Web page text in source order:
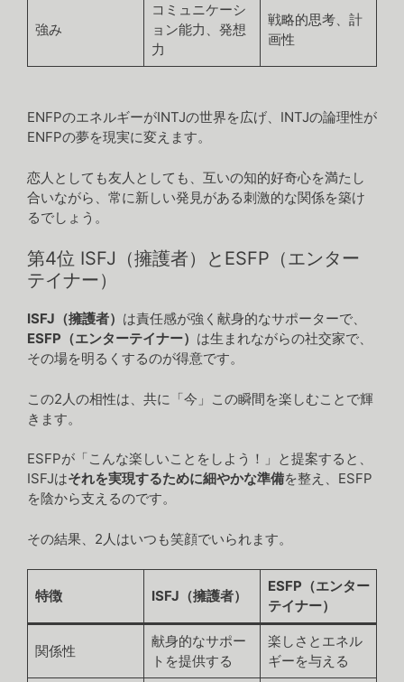
強み
コミュニケーシ
ョン能力、発想
力
戦略的思考、計
画性
ENFPのエネルギーがINTJの世界を広げ、INTJの論理性が
ENFPの夢を現実に変えます。
恋人としても友人としても、互いの知的好奇心を満たし
合いながら、常に新しい発見がある刺激的な関係を築け
るでしょう。
第4位 ISFJ（擁護者）とESFP（エンター
テイナー）
ISFJ（擁護者） は責任感が強く献身的なサポーターで、
ESFP（エンターテイナー） は生まれながらの社交家で、
その場を明るくするのが得意です。
この2人の相性は、共に「今」この瞬間を楽しむことで輝
きます。
ESFPが「こんな楽しいことをしよう！」と提案すると、
ISFJはそれを実現するために細やかな準備を整え、ESFP
を陰から支えるのです。
その結果、2人はいつも笑顔でいられます。
特徴 ISFJ（擁護者）
ESFP（エンター
テイナー）
関係性
献身的なサポー
トを提供する
楽しさとエネル
ギーを与える